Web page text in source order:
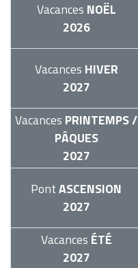
Vacances NOËL
2026
Vacances HIVER
2027
Vacances PRINTEMPS /
PÂQUES
2027
PontASCENSION
2027
Vacances ÉTÉ
2027